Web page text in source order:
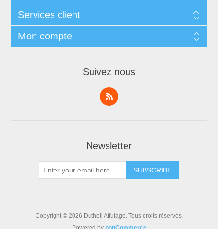
Services client
Mon compte
Suivez nous
Newsletter
Copyright © 2026 Dutheil Affutage. Tous droits réservés.
Powered by nopCommerce